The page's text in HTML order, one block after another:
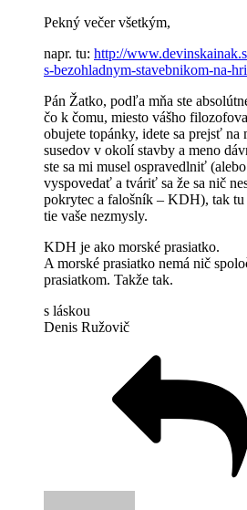
Pekný večer všetkým,
napr. tu: http://
s-bezohladnym-stavebnikom-na-
Pán Žatko, podľa mňa ste
čo k čomu, miesto vášho
obujete topánky, idete sa prejsť na
susedov v okolí stavby a meno
ste sa mi musel ospravedlniť
vyspovedať a tváriť sa že sa nič
pokrytec a falošník – KDH), tak
tie vaše nezmysly.
KDH je ako morské prasiatko.
A morské prasiatko nemá nič
prasiatkom. Takže tak.
s láskou
Denis Ružovič